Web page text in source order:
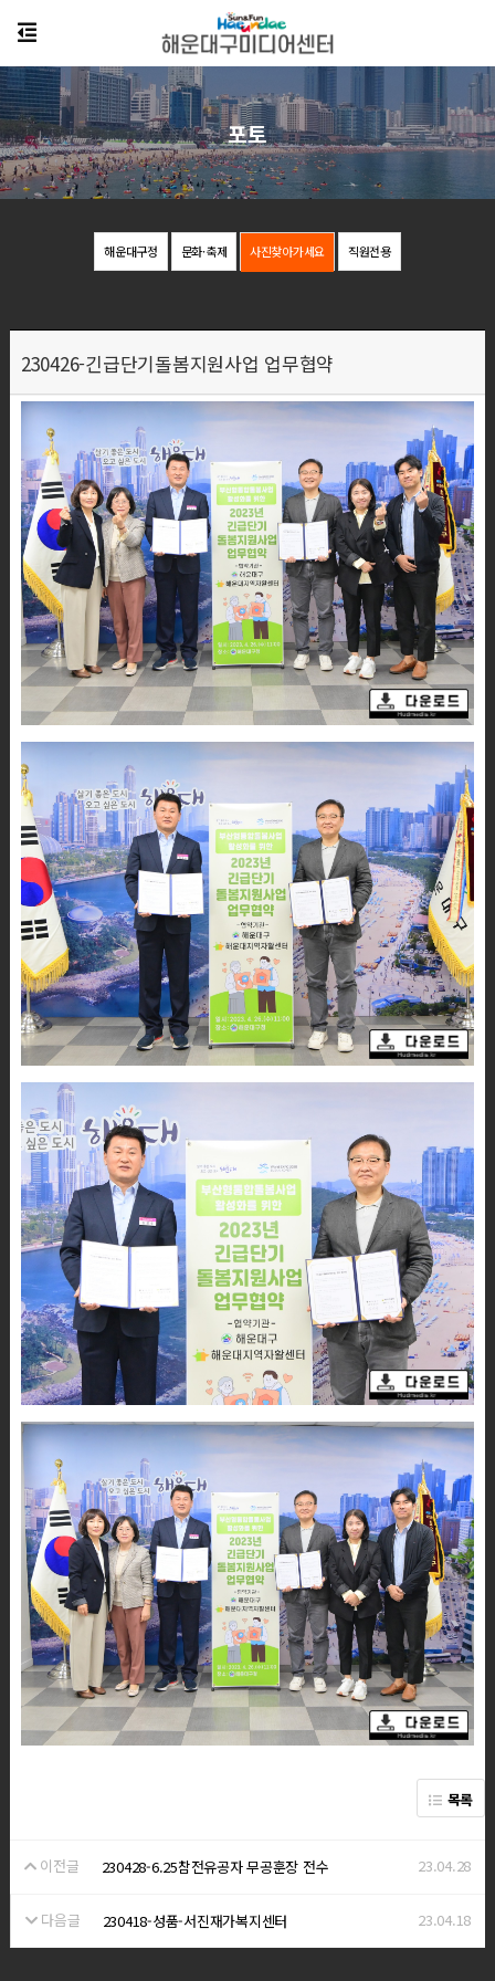
해운대구정 문화·축제 사진찾아가세요 직원전용
포토
230426-긴급단기돌봄지원사업 업무협약
목록
이전글 230428-6.25참전유공자 무공훈장 전수 23.04.28
다음글 230418-성품-서진재가복지센터 23.04.18